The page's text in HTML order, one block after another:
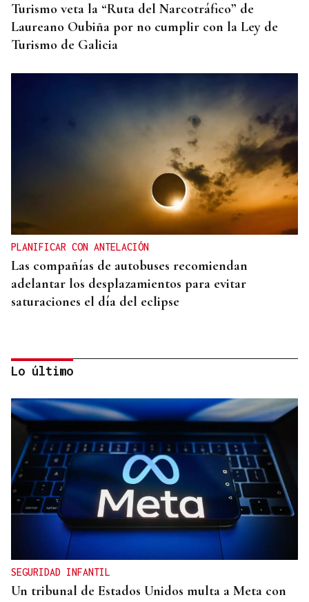
Turismo veta la “Ruta del Narcotráfico” de
Laureano Oubiña por no cumplir con la Ley de
Turismo de Galicia
PLANIFICAR CON ANTELACIÓN
Las compañías de autobuses recomiendan
adelantar los desplazamientos para evitar
saturaciones el día del eclipse
ALTA GAMA
El detenido por el atropello mortal de
Bertamiráns viajó desde Lugo para enfrentar a la
víctima
Lo último
SEGURIDAD INFANTIL
Un tribunal de Estados Unidos multa a Meta con